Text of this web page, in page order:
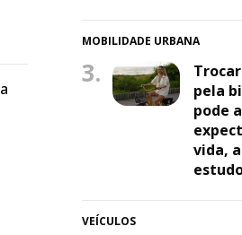
MOBILIDADE URBANA
3.
pela
pode
vida,
VEÍCULOS